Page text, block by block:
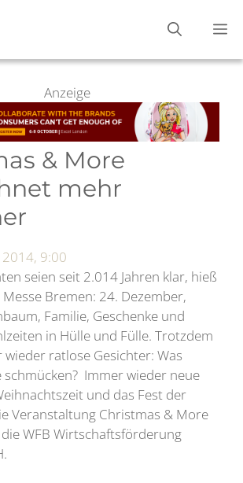
Anzeige
& More
mehr
9:00
seien seit 2.014 Jahren klar, hieß
Bremen: 24. Dezember,
Familie, Geschenke und
in Hülle und Fülle. Trotzdem
wieder ratlose Gesichter: Was
schmücken? Immer wieder neue
und das Fest der
Veranstaltung Christmas & More
WFB Wirtschaftsförderung